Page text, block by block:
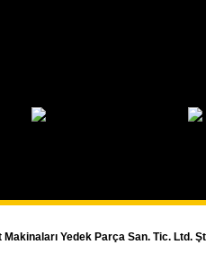
Yedek Parça San. Tic. Ltd.